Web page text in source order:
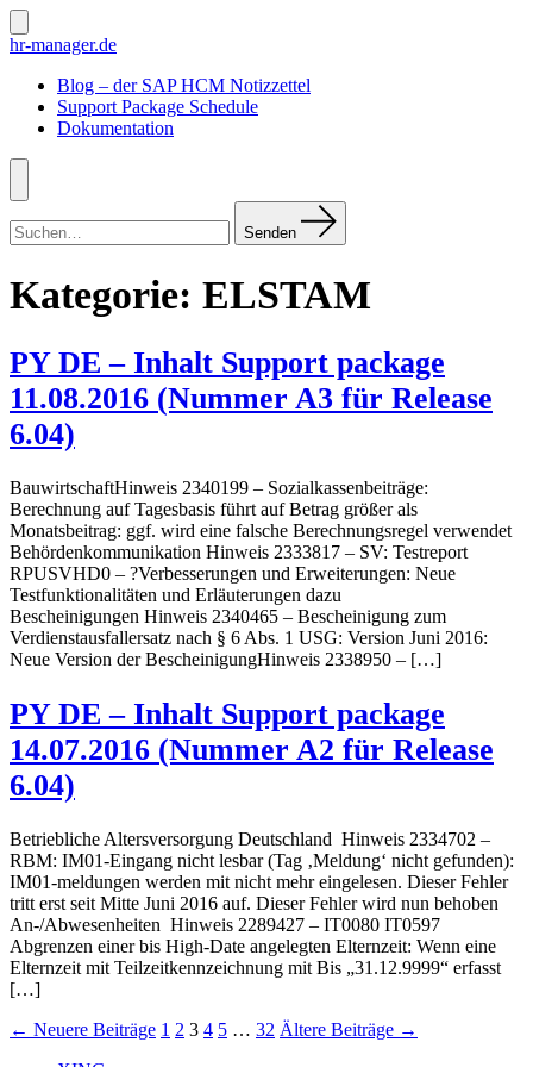
Zum
Inhalt
Suche
ein-/ausblenden
hr-manager.de
Blog – der SAP HCM Notizzettel
Support Package Schedule
Dokumentation
Menü
nach:
Senden
Kategorie: ELSTAM
PY DE – Inhalt Support package
11.08.2016 (Nummer A3 für Release
6.04)
BauwirtschaftHinweis 2340199 – Sozialkassenbeiträge:
Berechnung auf Tagesbasis führt auf Betrag größer als
Monatsbeitrag: ggf. wird eine falsche Berechnungsregel verwendet
Behördenkommunikation Hinweis 2333817 – SV: Testreport
RPUSVHD0 – ?Verbesserungen und Erweiterungen: Neue
Testfunktionalitäten und Erläuterungen dazu
Bescheinigungen Hinweis 2340465 – Bescheinigung zum
Verdienstausfallersatz nach § 6 Abs. 1 USG: Version Juni 2016:
Neue Version der BescheinigungHinweis 2338950 – […]
PY DE – Inhalt Support package
14.07.2016 (Nummer A2 für Release
6.04)
Betriebliche Altersversorgung Deutschland Hinweis 2334702 –
RBM: IM01-Eingang nicht lesbar (Tag ‚Meldung‘ nicht gefunden):
IM01-meldungen werden mit nicht mehr eingelesen. Dieser Fehler
tritt erst seit Mitte Juni 2016 auf. Dieser Fehler wird nun behoben
An-/Abwesenheiten Hinweis 2289427 – IT0080 IT0597
Abgrenzen einer bis High-Date angelegten Elternzeit: Wenn eine
Elternzeit mit Teilzeitkennzeichnung mit Bis „31.12.9999“ erfasst
[…]
Seitennummerierung
← Neuere Beiträge 1 2 3 4 5 … 32 Ältere Beiträge →